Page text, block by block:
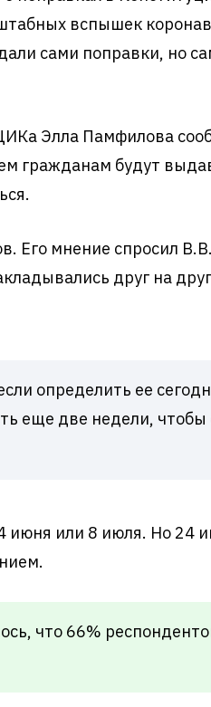
вспышек
сами поправки, но
Элла Памфилова
гражданам будут
Его мнение спросил
друг на
определить ее
еще две недели,
июня или 8 июля. Но 24
что 66%